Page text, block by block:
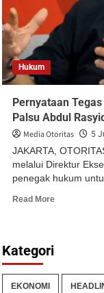
Hukum
Pernyataan
Palsu Abdul
Media Otoritas 5
JAKARTA,
melalui Direktur
penegak hukum
Read More
Kategori
EKONOMI